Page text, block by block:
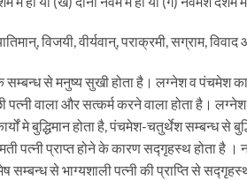
विजयी, वीर्यवान्, पराक्रमी, सग्राम,
से मनुष्य सुखी होता है। लग्नेश व पंचमेश का
वाला और सत्कर्म करने वाला होता है।
मे बुद्धिमान होता है, पंचमेश-चतुर्थेश सम्बन्ध से
पत्नी प्राप्त होने के कारण सद्गृहस्थ होता है
सम्बन्ध से भाग्यशाली पत्नी की प्राप्ति से